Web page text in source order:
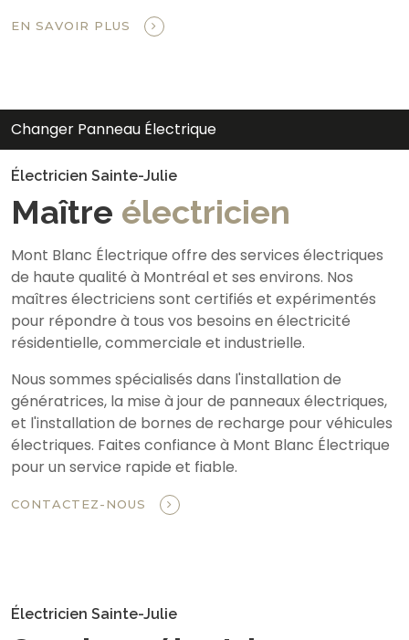
EN SAVOIR PLUS
Changer Panneau Électrique
Électricien Sainte-Julie
Maître électricien
Mont Blanc Électrique offre des services électriques
de haute qualité à Montréal et ses environs. Nos
maîtres électriciens sont certifiés et expérimentés
pour répondre à tous vos besoins en électricité
résidentielle, commerciale et industrielle.
Nous sommes spécialisés dans l'installation de
génératrices, la mise à jour de panneaux électriques,
et l'installation de bornes de recharge pour véhicules
électriques. Faites confiance à Mont Blanc Électrique
pour un service rapide et fiable.
CONTACTEZ-NOUS
Électricien Sainte-Julie